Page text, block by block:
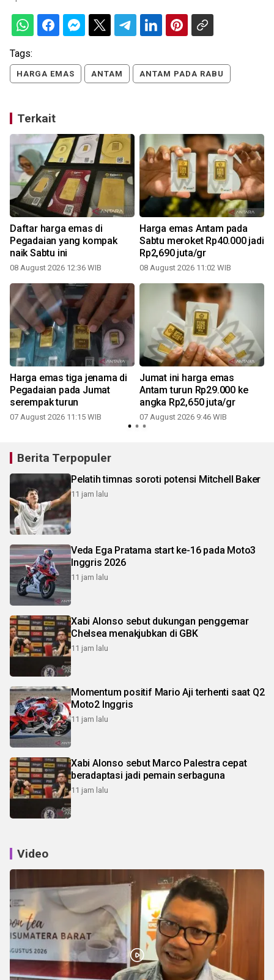
Tags:
HARGA EMAS ANTAM ANTAM PADA RABU
Terkait
Daftar harga emas di
Pegadaian yang kompak
naik Sabtu ini
08 August 2026 12:36 WIB
Harga emas Antam pada
Sabtu meroket Rp40.000 jadi
Rp2,690 juta/gr
08 August 2026 11:02 WIB
Harga emas tiga jenama di
Pegadaian pada Jumat
serempak turun
07 August 2026 11:15 WIB
Jumat ini harga emas
Antam turun Rp29.000 ke
angka Rp2,650 juta/gr
07 August 2026 9:46 WIB
Berita Terpopuler
Pelatih timnas soroti potensi Mitchell Baker
11 jam lalu
Veda Ega Pratama start ke-16 pada Moto3
Inggris 2026
11 jam lalu
Xabi Alonso sebut dukungan penggemar
Chelsea menakjubkan di GBK
11 jam lalu
Momentum positif Mario Aji terhenti saat Q2
Moto2 Inggris
11 jam lalu
Xabi Alonso sebut Marco Palestra cepat
beradaptasi jadi pemain serbaguna
11 jam lalu
Video